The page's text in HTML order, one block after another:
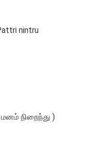
nintru
நிறைந்து )